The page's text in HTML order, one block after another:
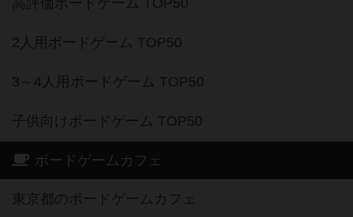
高評価ボードゲーム TOP50
2人用ボードゲーム TOP50
3～4人用ボードゲーム TOP50
子供向けボードゲーム TOP50
ボードゲームカフェ
東京都のボードゲームカフェ